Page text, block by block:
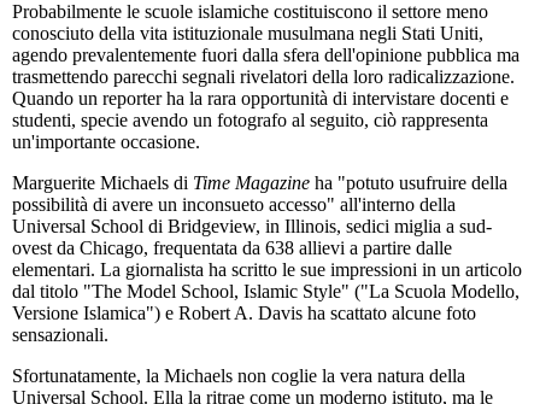
Probabilmente le scuole islamiche costituiscono il settore meno
conosciuto della vita istituzionale musulmana negli Stati Uniti,
agendo prevalentemente fuori dalla sfera dell'opinione pubblica ma
trasmettendo parecchi segnali rivelatori della loro radicalizzazione.
Quando un reporter ha la rara opportunità di intervistare docenti e
studenti, specie avendo un fotografo al seguito, ciò rappresenta
un'importante occasione.
Marguerite Michaels di Time Magazine ha "potuto usufruire della
possibilità di avere un inconsueto accesso" all'interno della
Universal School di Bridgeview, in Illinois, sedici miglia a sud-
ovest da Chicago, frequentata da 638 allievi a partire dalle
elementari. La giornalista ha scritto le sue impressioni in un articolo
dal titolo "The Model School, Islamic Style" ("La Scuola Modello,
Versione Islamica") e Robert A. Davis ha scattato alcune foto
sensazionali.
Sfortunatamente, la Michaels non coglie la vera natura della
Universal School. Ella la ritrae come un moderno istituto, ma le